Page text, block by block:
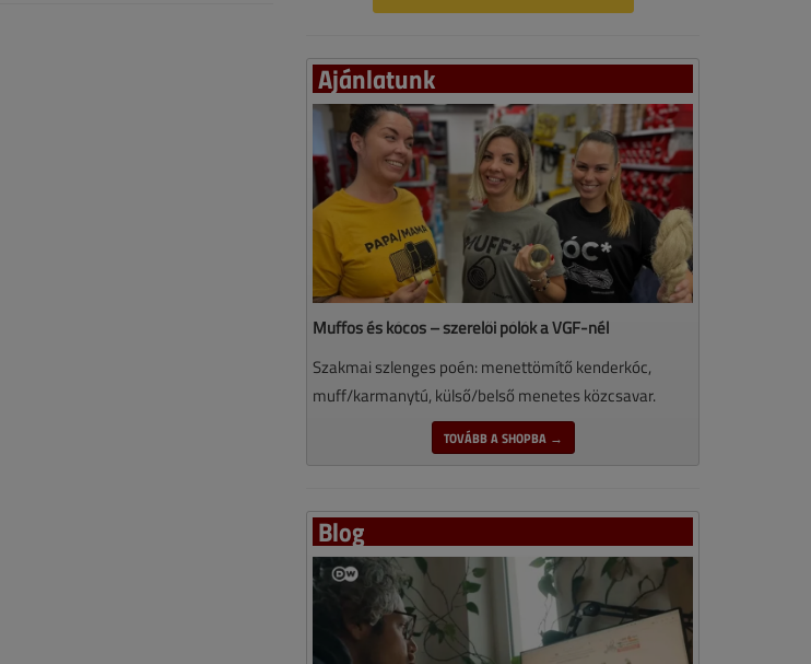
Ajánlatunk
Muffos és kócos – szerelői pólók a VGF-nél
Szakmai szlenges poén: menettömítő kenderkóc,
muff/karmanytú, külső/belső menetes közcsavar.
TOVÁBB A SHOPBA →
Blog